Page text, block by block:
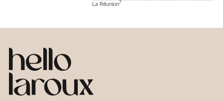
La Réunion7